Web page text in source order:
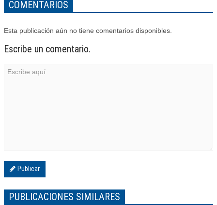
COMENTARIOS
Esta publicación aún no tiene comentarios disponibles.
Escribe un comentario.
Publicar
PUBLICACIONES SIMILARES